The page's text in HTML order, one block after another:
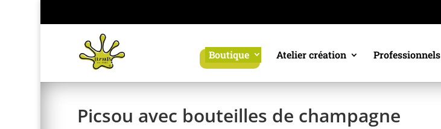
Boutique Atelier création Professionnels
Picsou avec bouteilles de champagne